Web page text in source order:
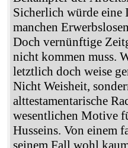
Sicherlich würde eine
manchen
Doch vernünftige
nicht kommen muss.
letztlich doch weise
Nicht Weisheit,
alttestamentarische
wesentlichen Motive
Husseins. Von einem
seinem Fall wohl